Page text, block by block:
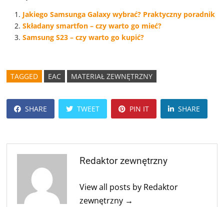
Jakiego Samsunga Galaxy wybrać? Praktyczny poradnik
Składany smartfon – czy warto go mieć?
Samsung S23 – czy warto go kupić?
TAGGED EAC MATERIAŁ ZEWNĘTRZNY
SHARE TWEET PIN IT SHARE
Redaktor zewnętrzny
View all posts by Redaktor
zewnętrzny →